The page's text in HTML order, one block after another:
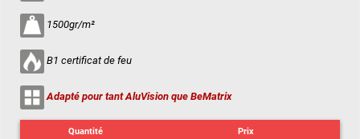
1500gr/m²
B1 certificat de feu
Adapté pour tant AluVision que BeMatrix
Quantité
Prix